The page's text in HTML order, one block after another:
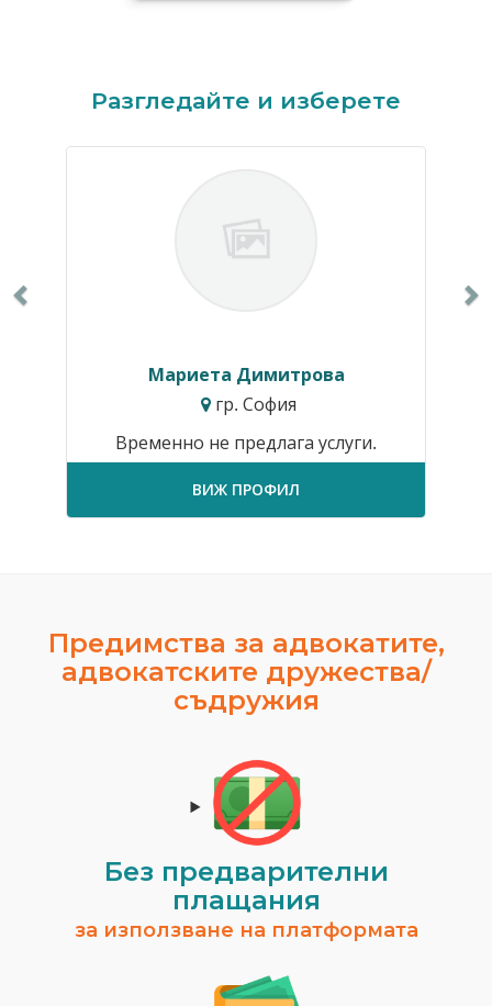
Разгледайте и изберете
Мариета Димитрова
гр. София
Временно не предлага услуги.
ВИЖ ПРОФИЛ
Предимства за адвокатите,
адвокатските дружества/
съдружия
Без предварителни
плащания
за използване на платформата